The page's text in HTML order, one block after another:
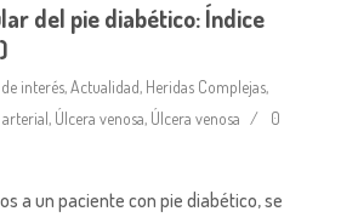
del pie diabético: Índice
interés,Actualidad, Heridas Complejas,
, Úlcera venosa, Úlcera venosa
0
a un paciente con pie diabético, se